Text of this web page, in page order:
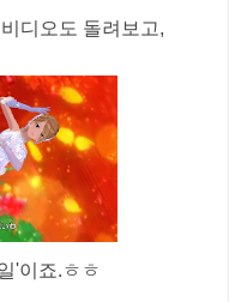
디오도 돌려보고,
'이죠.ㅎㅎ